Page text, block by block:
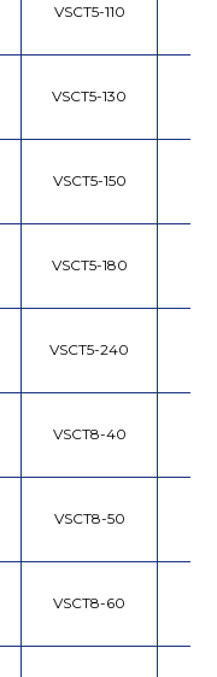
VSCT5-110
VSCT5-130
VSCT5-150
VSCT5-180
VSCT5-240
VSCT8-40
VSCT8-50
VSCT8-60